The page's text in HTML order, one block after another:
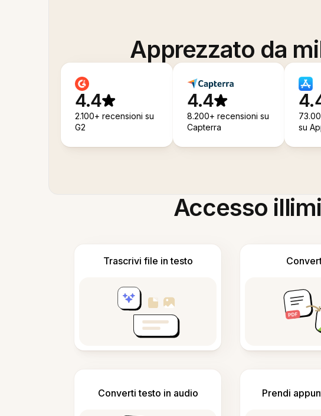
Apprezzato da
4.4
2.100+ recensioni su
G2
4.4
8.200+ recensioni su
Capterra
su
Accesso
Trascrivi file in testo
Converti testo in audio Prendi